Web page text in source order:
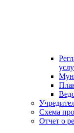
Схема
Отчет о